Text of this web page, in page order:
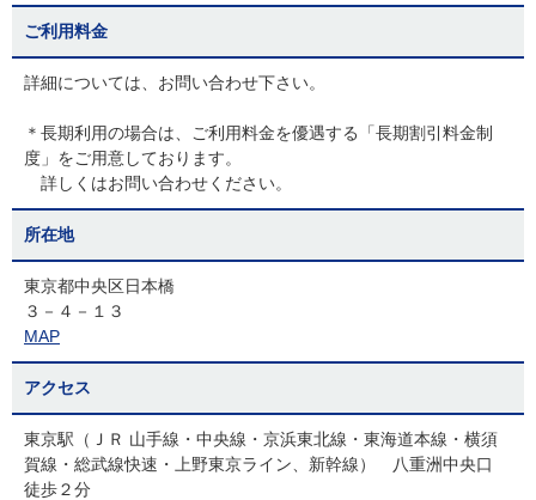
ご利用料金
詳細については、お問い合わせ下さい。
＊長期利用の場合は、ご利用料金を優遇する「長期割引料金制
度」をご用意しております。
詳しくはお問い合わせください。
所在地
東京都中央区日本橋
３－４－１３
MAP
アクセス
東京駅（ＪＲ 山手線・中央線・京浜東北線・東海道本線・横須
賀線・総武線快速・上野東京ライン、新幹線） 八重洲中央口
徒歩２分